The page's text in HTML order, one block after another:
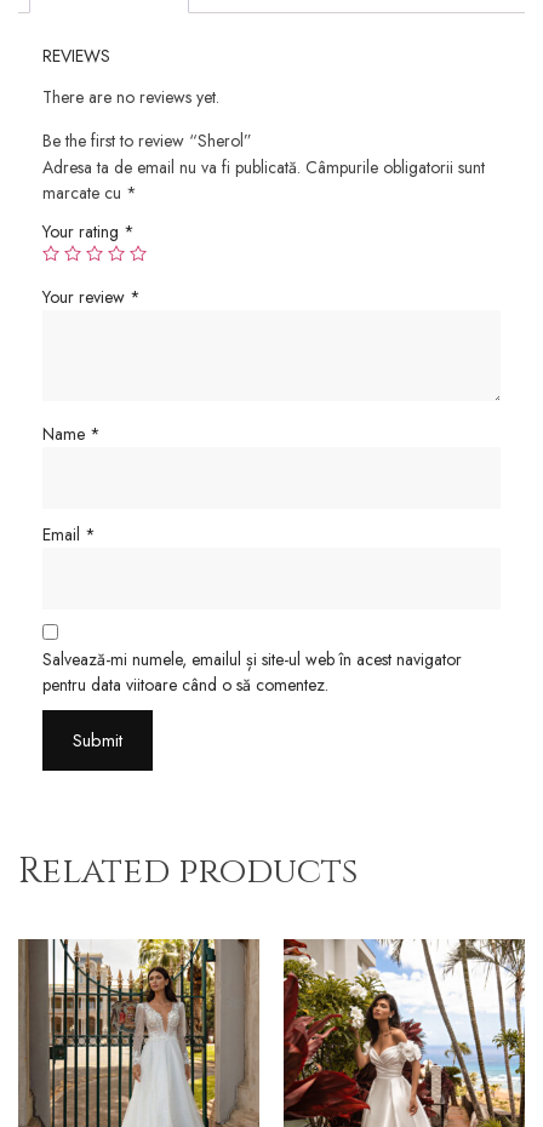
REVIEWS
There are no reviews yet.
Be the first to review “Sherol”
Adresa ta de email nu va fi publicată. Câmpurile obligatorii sunt
marcate cu *
Your rating *
Your review *
Name *
Email *
Salvează-mi numele, emailul și site-ul web în acest navigator
pentru data viitoare când o să comentez.
Related products